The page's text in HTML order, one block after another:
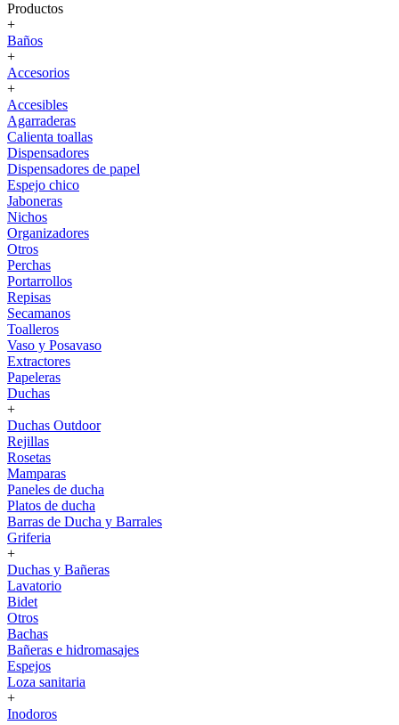
Productos
+
Baños
+
Accesorios
+
Accesibles
Agarraderas
Calienta toallas
Dispensadores
Dispensadores de papel
Espejo chico
Jaboneras
Nichos
Organizadores
Otros
Perchas
Portarrollos
Repisas
Secamanos
Toalleros
Vaso y Posavaso
Extractores
Papeleras
Duchas
+
Duchas Outdoor
Rejillas
Rosetas
Mamparas
Paneles de ducha
Platos de ducha
Barras de Ducha y Barrales
Griferia
+
Duchas y Bañeras
Lavatorio
Bidet
Otros
Bachas
Bañeras e hidromasajes
Espejos
Loza sanitaria
+
Inodoros